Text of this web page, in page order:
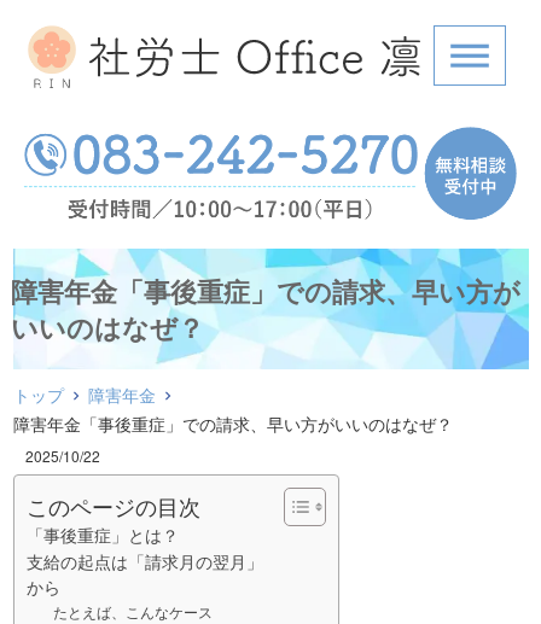
障害年金「事後重症」での請求、早い方が
いいのはなぜ？
トップ
障害年金
障害年金「事後重症」での請求、早い方がいいのはなぜ？
2025/10/22
このページの目次
「事後重症」とは？
支給の起点は「請求月の翌月」
から
たとえば、こんなケース